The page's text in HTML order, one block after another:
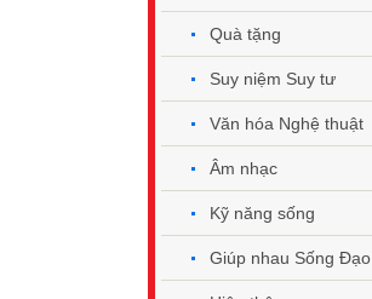
Quà tặng
Suy niệm Suy tư
Văn hóa Nghệ thuật
Âm nhạc
Kỹ năng sống
Giúp nhau Sống Đạo